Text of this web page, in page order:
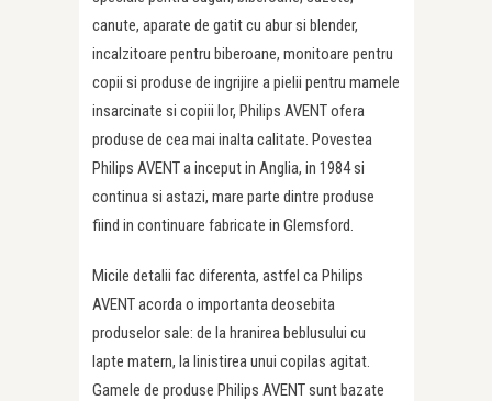
canute, aparate de gatit cu abur si blender,
incalzitoare pentru biberoane, monitoare pentru
copii si produse de ingrijire a pielii pentru mamele
insarcinate si copiii lor, Philips AVENT ofera
produse de cea mai inalta calitate. Povestea
Philips AVENT a inceput in Anglia, in 1984 si
continua si astazi, mare parte dintre produse
fiind in continuare fabricate in Glemsford.
Micile detalii fac diferenta, astfel ca Philips
AVENT acorda o importanta deosebita
produselor sale: de la hranirea beblusului cu
lapte matern, la linistirea unui copilas agitat.
Gamele de produse Philips AVENT sunt bazate